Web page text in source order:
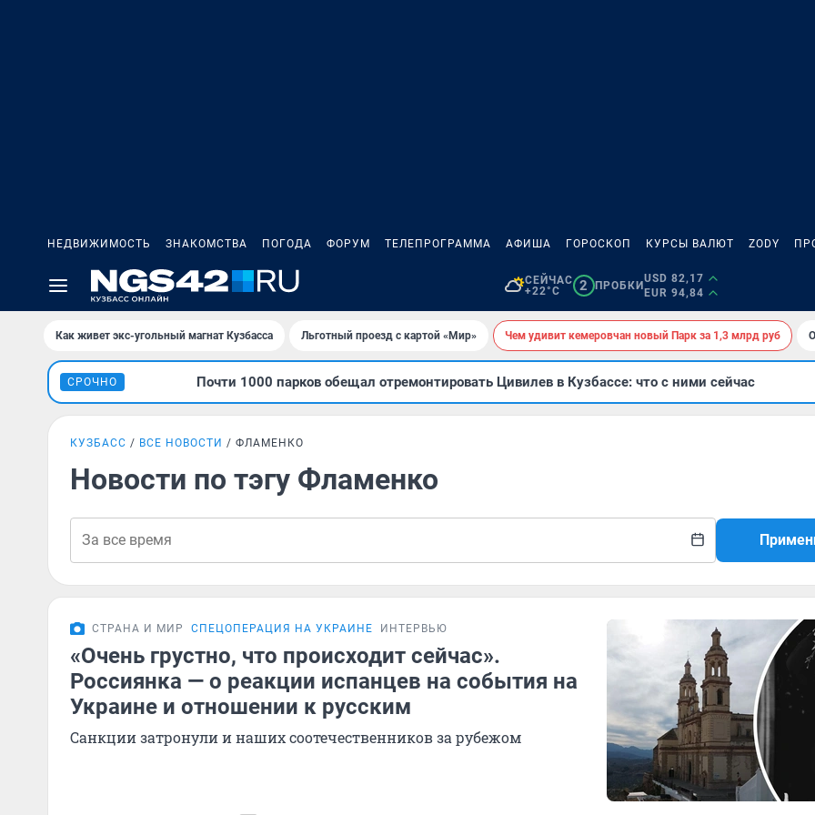
НЕДВИЖИМОСТЬ ЗНАКОМСТВА ПОГОДА ФОРУМ ТЕЛЕПРОГРАММА АФИША ГОРОСКОП КУРСЫ ВАЛЮТ ZODY
СЕЙЧАС
+22°C
2 ПРОБКИ
USD 82,17
EUR 94,84
Как живет экс-угольный магнат Кузбасса Льготный проезд с картой «Мир» Чем удивит кемеровчан новый Парк за 1,3 млрд руб
СРОЧНО Почти 1000 парков обещал отремонтировать Цивилев в Кузбассе: что с ними сейчас
КУЗБАСС ВСЕ НОВОСТИ ФЛАМЕНКО
Новости по тэгу Фламенко
СТРАНА И МИР СПЕЦОПЕРАЦИЯ НА УКРАИНЕ ИНТЕРВЬЮ
«Очень грустно, что происходит сейчас».
Россиянка — о реакции испанцев на события на
Украине и отношении к русским
Санкции затронули и наших соотечественников за рубежом